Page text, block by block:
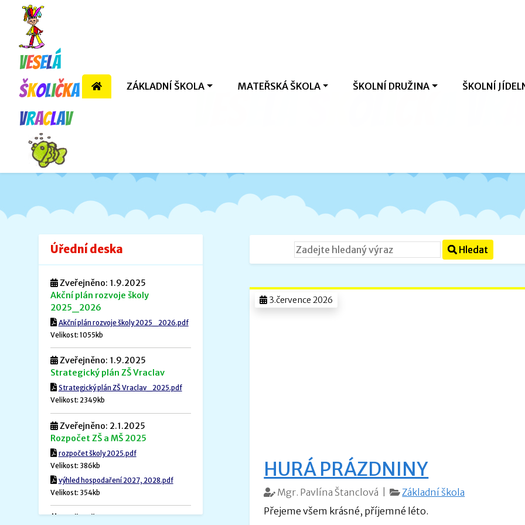
Veselá
školička
Vraclav
ZÁKLADNÍ ŠKOLA MATEŘSKÁ ŠKOLA ŠKOLNÍ DRUŽINA ŠKOLNÍ
Hledat
3.července 2026
HURÁ PRÁZDNINY
Mgr. Pavlína Štanclová |
Základní škola
Přejeme všem krásné, příjemné léto.
Úřední deska
Zveřejněno: 1.9.2025
Akční plán rozvoje školy
2025_2026
Akční plán rozvoje školy 2025_2026.pdf
Velikost: 1055kb
Zveřejněno: 1.9.2025
Strategický plán ZŠ Vraclav
Strategický plán ZŠ Vraclav_2025.pdf
Velikost: 2349kb
Zveřejněno: 2.1.2025
Rozpočet ZŠ a MŠ 2025
rozpočet školy 2025.pdf
Velikost: 386kb
výhled hospodaření 2027, 2028.pdf
Velikost: 354kb
Zveřejněno: 1.12.2024